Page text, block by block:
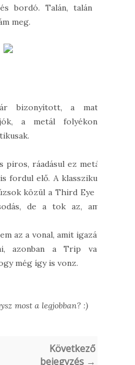
bordó. Talán, talán a
meg.
bizonyított, a matt
a metál folyékony
piros, ráadásul ez metál
fordul elő. A klasszikus
közül a Third Eye a
de a tok az, ami
az a vonal, amit igazán
azonban a Trip van
még így is vonz.
most a legjobban? :)
Következő
bejegyzés →